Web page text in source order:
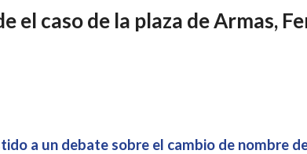
el caso de la plaza de Armas,
a un debate sobre el cambio de nombre